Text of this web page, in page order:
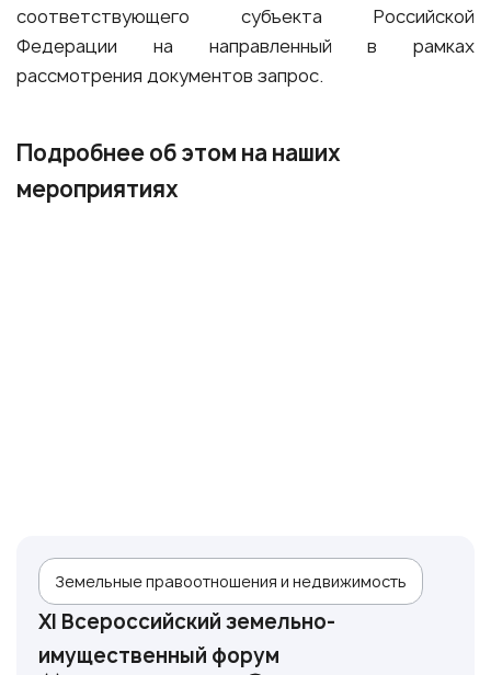
соответствующего субъекта Российской
Федерации на направленный в рамках
рассмотрения документов запрос.
Подробнее об этом на наших
мероприятиях
Земельные правоотношения и недвижимость
XI Всероссийский земельно-
имущественный форум